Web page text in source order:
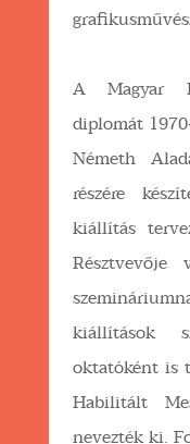
A Magyar
diplomát
Németh
részére
kiállítás
Résztvevője
kiállítások
oktatóként is
Habilitált
nevezték ki.